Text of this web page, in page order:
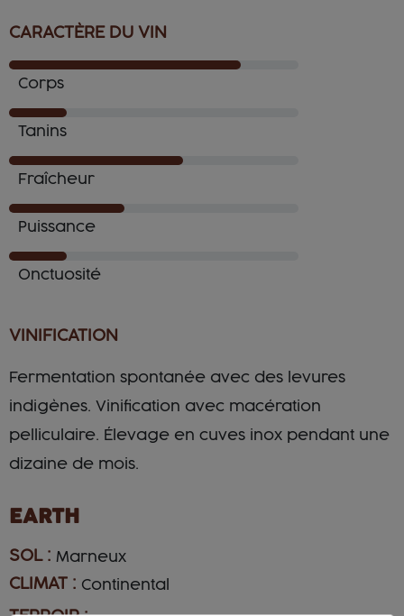
CARACTÈRE DU VIN
Corps
Tanins
Fraîcheur
Puissance
Onctuosité
VINIFICATION
Fermentation spontanée avec des levures
indigènes. Vinification avec macération
pelliculaire. Élevage en cuves inox pendant une
dizaine de mois.
EARTH
SOL : Marneux
CLIMAT : Continental